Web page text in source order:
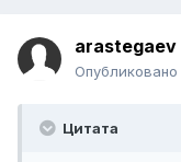
arastegaev
Опубликовано
Цитата